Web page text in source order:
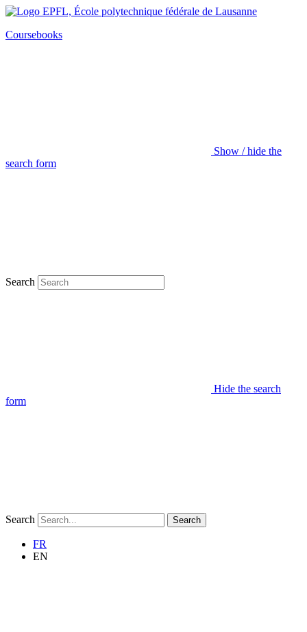
Coursebooks
Show / hide the
search form
Search
Hide the search
form
Search Search
FR
EN